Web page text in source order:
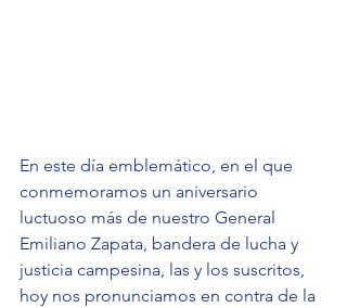
En este día emblemático, en el que
conmemoramos un aniversario
luctuoso más de nuestro General
Emiliano Zapata, bandera de lucha y
justicia campesina, las y los suscritos,
hoy nos pronunciamos en contra de la